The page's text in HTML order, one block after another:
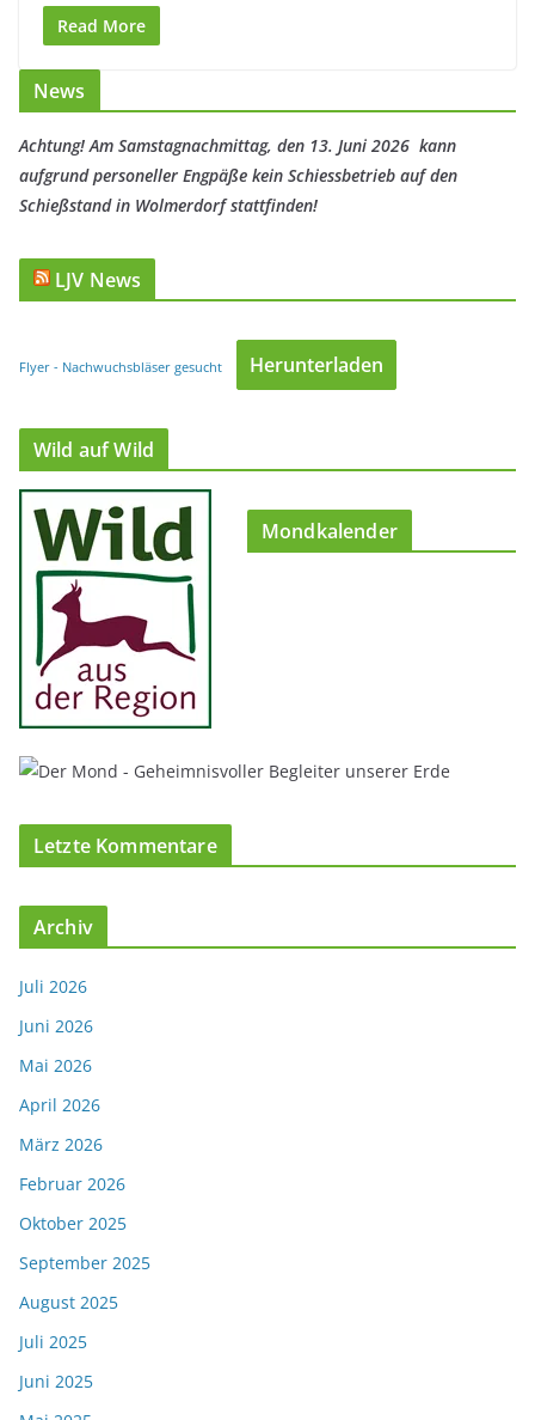
Read More
News
Achtung! Am Samstagnachmittag, den 13. Juni 2026 kann
aufgrund personeller Engpäße kein Schiessbetrieb auf den
Schießstand in Wolmerdorf stattfinden!
LJV News
Flyer - Nachwuchsbläser gesucht Herunterladen
Wild auf Wild
Mondkalender
Letzte Kommentare
Archiv
Juli 2026
Juni 2026
Mai 2026
April 2026
März 2026
Februar 2026
Oktober 2025
September 2025
August 2025
Juli 2025
Juni 2025